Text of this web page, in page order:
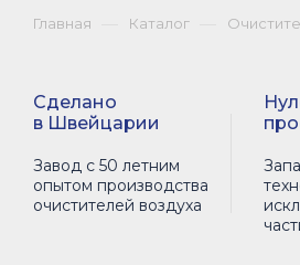
Главная Каталог
Сделано
в Швейцарии
Завод с 50 летним
опытом производства
очистителей воздуха